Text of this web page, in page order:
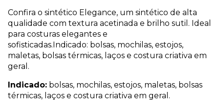
Confira o sintético Elegance, um sintético de alta
qualidade com textura acetinada e brilho sutil. Ideal
para costuras elegantes e
sofisticadas.Indicado: bolsas, mochilas, estojos,
maletas, bolsas térmicas, laços e costura criativa em
geral.
Indicado: bolsas, mochilas, estojos, maletas, bolsas
térmicas, laços e costura criativa em geral.